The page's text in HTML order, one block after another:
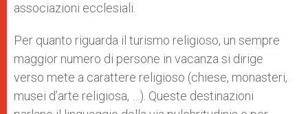
associazioni ecclesiali.
Per quanto riguarda il turismo religioso, un sempre
maggior numero di persone in vacanza si dirige
verso mete a carattere religioso (chiese, monasteri,
musei d’arte religiosa, …). Queste destinazioni